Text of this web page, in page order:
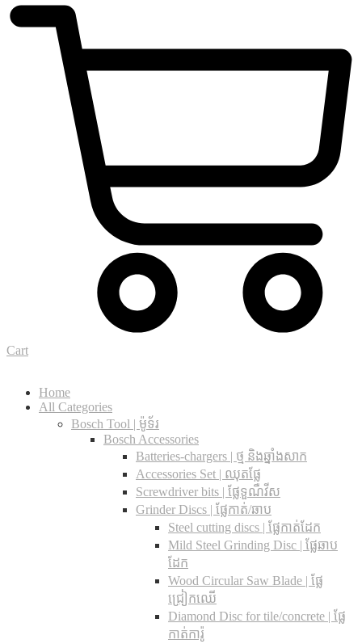
Cart
Home
All Categories
Bosch Tool | ម៉ូទ័រ
Bosch Accessories
Batteries-chargers | ថ្ម និងឆ្នាំងសាក
Accessories Set | ឈុតផ្លែ
Screwdriver bits | ផ្លែទួណឺវីស
Grinder Discs |​ ផ្លែកាត់/ឆាប
Steel cutting discs |​ ផ្លែកាត់ដែក
Mild Steel Grinding Disc | ផ្លែឆាប
ដែក
Wood Circular Saw Blade | ផ្លែ
ជ្រៀកឈើ
Diamond Disc for tile/concrete​ | ផ្លែ
កាត់ការ៉ូ